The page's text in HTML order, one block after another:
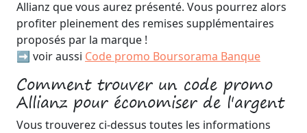
Allianz que vous aurez présenté. Vous pourrez alors
profiter pleinement des remises supplémentaires
proposés par la marque !
➡️ voir aussi Code promo Boursorama Banque
Comment trouver un code promo
Allianz pour économiser de l'argent
Vous trouverez ci-dessus toutes les informations